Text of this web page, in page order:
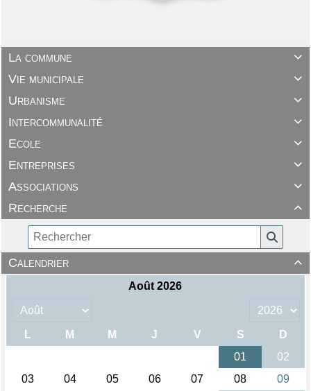

La commune

Vie municipale

Urbanisme

Intercommunalité

Ecole

Entreprises

Associations

Recherche

Calendrier